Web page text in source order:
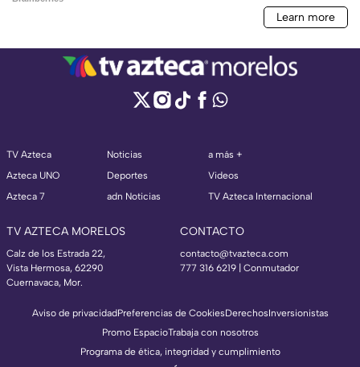
TV Azteca
Azteca UNO
Azteca 7
Noticias
Deportes
adn Noticias
a más +
Videos
TV Azteca Internacional
TV AZTECA MORELOS
Calz de los Estrada 22,
Vista Hermosa, 62290
Cuernavaca, Mor.
CONTACTO
contacto@tvazteca.com
777 316 6219 | Conmutador
Aviso de privacidadPreferencias de CookiesDerechosInversionistas
Promo EspacioTrabaja con nosotros
Programa de ética, integridad y cumplimiento